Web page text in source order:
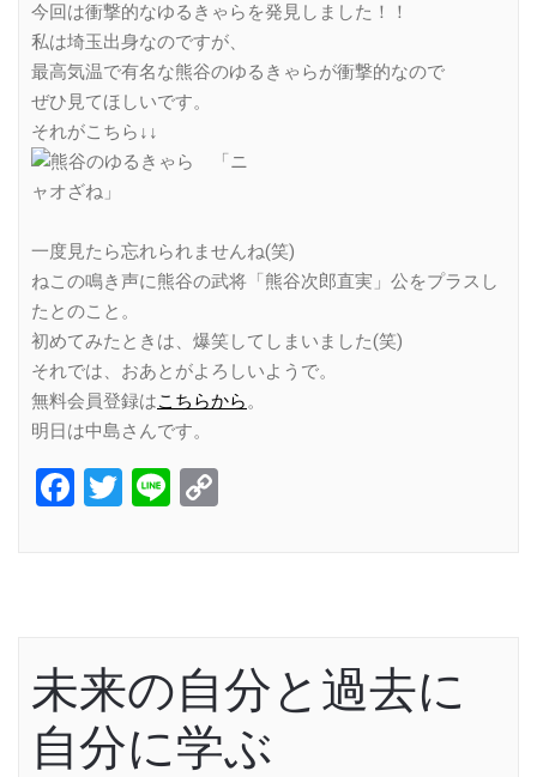
今回は衝撃的なゆるきゃらを発見しました！！
私は埼玉出身なのですが、
最高気温で有名な熊谷のゆるきゃらが衝撃的なので
ぜひ見てほしいです。
それがこちら↓↓
一度見たら忘れられませんね(笑)
ねこの鳴き声に熊谷の武将「熊谷次郎直実」公をプラスし
たとのこと。
初めてみたときは、爆笑してしまいました(笑)
それでは、おあとがよろしいようで。
無料会員登録はこちらから。
明日は中島さんです。
Facebook
Twitter
Line
未来の自分と過去に
自分に学ぶ